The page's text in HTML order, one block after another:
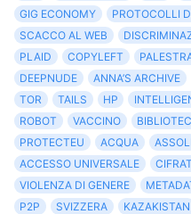
GIG ECONOMY
PROTOCOLLI
SCACCO AL WEB
PLAID
COPYLEFT
DEEPNUDE
ANNA’S ARCHIVE
TOR
TAILS HP
ROBOT
VACCINO
PROTECTEU
ACQUA ASSOLI
ACCESSO UNIVERSALE
VIOLENZA DI GENERE
P2P
SVIZZERA KAZAKISTAN